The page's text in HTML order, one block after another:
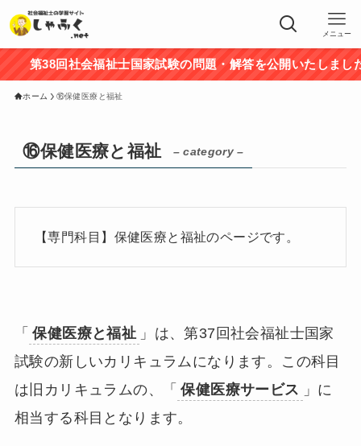
メニュー
第38回社会福祉士国家試験の問題・解答を公開いたしました
ホーム ⑯保健医療と福祉
⑯保健医療と福祉 – category –
【専門科目】保健医療と福祉のページです。
「 保健医療と福祉 」は、第37回社会福祉士国家
試験の新しいカリキュラムになります。この科目
は旧カリキュラムの、「 保健医療サービス 」に
相当する科目となります。